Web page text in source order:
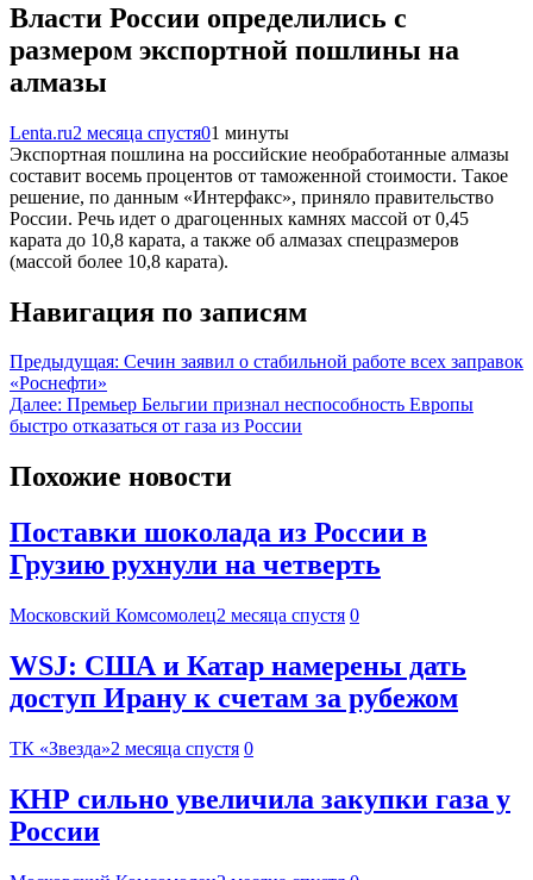
Власти России определились с
размером экспортной пошлины на
алмазы
Lenta.ru2 месяца спустя01 минуты
Экспортная пошлина на российские необработанные алмазы
составит восемь процентов от таможенной стоимости. Такое
решение, по данным «Интерфакс», приняло правительство
России. Речь идет о драгоценных камнях массой от 0,45
карата до 10,8 карата, а также об алмазах спецразмеров
(массой более 10,8 карата).
Навигация по записям
Предыдущая: Сечин заявил о стабильной работе всех заправок
«Роснефти»
Далее: Премьер Бельгии признал неспособность Европы
быстро отказаться от газа из России
Похожие новости
Поставки шоколада из России в
Грузию рухнули на четверть
Московский Комсомолец2 месяца спустя 0
WSJ: США и Катар намерены дать
доступ Ирану к счетам за рубежом
ТК «Звезда»2 месяца спустя 0
КНР сильно увеличила закупки газа у
России